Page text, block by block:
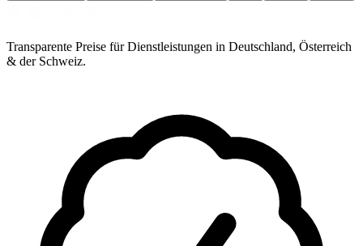
Transparente Preise für Dienstleistungen in Deutschland, Österreich
& der Schweiz.